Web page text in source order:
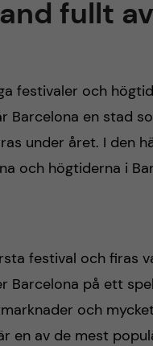
fullt
festivaler och
Barcelona en stad
under året. I den
och högtiderna i
festival och firas
Barcelona på ett
och
en av de mest